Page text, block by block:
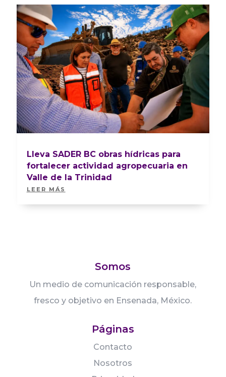
Lleva SADER BC obras hídricas para
fortalecer actividad agropecuaria en
Valle de la Trinidad
LEER MÁS
Somos
Un medio de comunicación responsable,
fresco y objetivo en Ensenada, México.
Páginas
Contacto
Nosotros